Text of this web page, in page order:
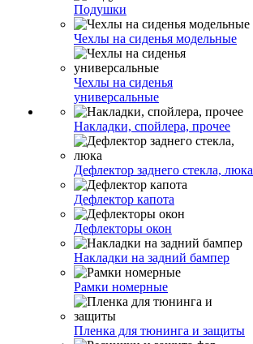
Подушки
Чехлы на сиденья модельные
Чехлы на сиденья
универсальные
Накладки, спойлера, прочее
Дефлектор заднего стекла, люка
Дефлектор капота
Дефлекторы окон
Накладки на задний бампер
Рамки номерные
Пленка для тюнинга и защиты